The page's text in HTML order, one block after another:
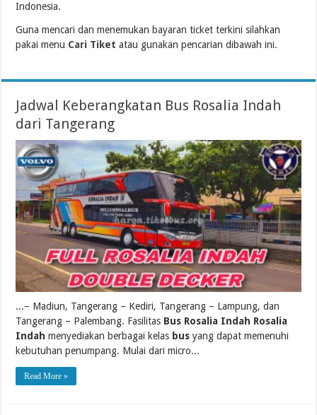
Indonesia.
Guna mencari dan menemukan bayaran ticket terkini silahkan
pakai menu Cari Tiket atau gunakan pencarian dibawah ini.
Jadwal Keberangkatan Bus Rosalia Indah
dari Tangerang
...– Madiun, Tangerang – Kediri, Tangerang – Lampung, dan
Tangerang – Palembang. Fasilitas Bus Rosalia Indah Rosalia
Indah menyediakan berbagai kelas bus yang dapat memenuhi
kebutuhan penumpang. Mulai dari micro...
Read More »